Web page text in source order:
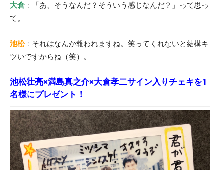
大倉：「あ、そうなんだ？そういう感じなんだ？」って思っ
て。
池松：それはなんか報われますね。笑ってくれないと結構キ
ツいですからね（笑）。
池松壮亮×満島真之介×大倉孝二サイン入りチェキを1
名様にプレゼント！